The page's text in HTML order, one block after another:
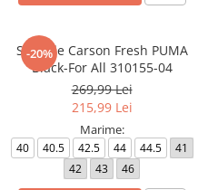
-20%
Softride Carson Fresh PUMA
Black-For All 310155-04
269,99 Lei
215,99 Lei
Marime:
40 40.5 42.5 44 44.5
41
42
43 46